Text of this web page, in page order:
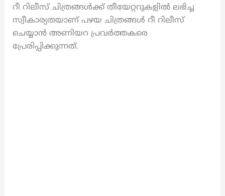
റീ റിലീസ് ചിത്രങ്ങൾക്ക് തീയേറ്ററുകളിൽ ലഭിച്ച
സ്വീകാര്യതയാണ് പഴയ ചിത്രങ്ങൾ റീ റിലീസ്
ചെയ്യാൻ അണിയറ പ്രവർത്തകരെ
പ്രേരിപ്പിക്കുന്നത്.